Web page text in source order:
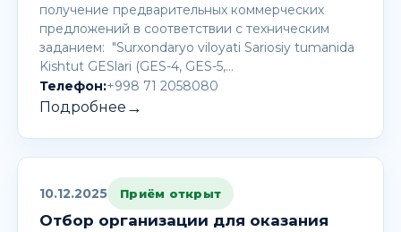
получение предварительных коммерческих
предложений в соответствии с техническим
заданием: "Surxondaryo viloyati Sariosiy tumanida
Kishtut GESlari (GES-4, GES-5,…
Телефон:+998 71 2058080
Подробнее →
10.12.2025 Приём открыт
Отбор организации для оказания